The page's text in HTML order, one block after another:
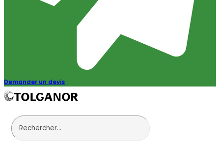
Demander un devis